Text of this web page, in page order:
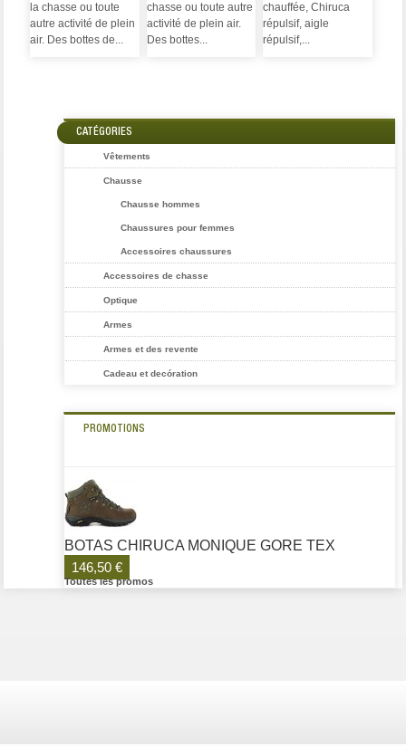
la chasse ou toute
autre activité de plein
air. Des bottes de...
chasse ou toute autre
activité de plein air.
Des bottes...
chauffée, Chiruca
répulsif, aigle
répulsif,...
CATÉGORIES
Vêtements
Chausse
Chausse hommes
Chaussures pour femmes
Accessoires chaussures
Accessoires de chasse
Optique
Armes
Armes et des revente
Cadeau et decóration
PROMOTIONS
BOTAS CHIRUCA MONIQUE GORE TEX
146,50 €
Toutes les promos